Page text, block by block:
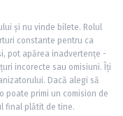
și nu vinde bilete. Rolul
constante pentru ca
pot apărea inadvertențe -
incorecte sau omisiuni. Îți
Dacă alegi să
poate primi un comision de
final plătit de tine.